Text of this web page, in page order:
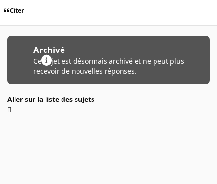
Citer
Archivé
Ce sujet est désormais archivé et ne peut plus
recevoir de nouvelles réponses.
Aller sur la liste des sujets